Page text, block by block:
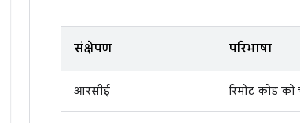
संक्षेपण परिभाषा
आरसीई रिमोट कोड को